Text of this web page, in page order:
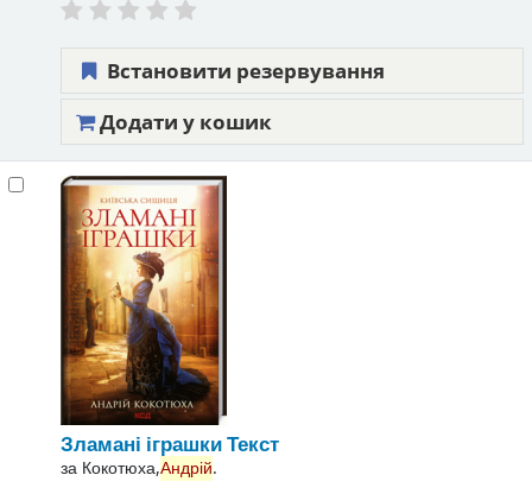
Встановити резервування
Додати у кошик
Зламані іграшкиТекст
за Кокотюха,Андрій.